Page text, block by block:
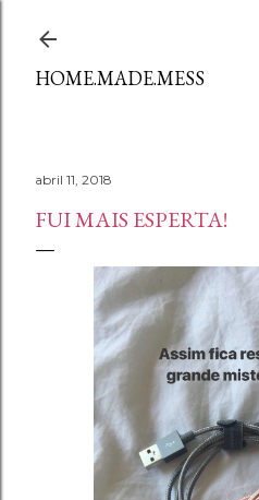
HOME.MADE.MESS
abril 11, 2018
FUI MAIS ESPERTA!